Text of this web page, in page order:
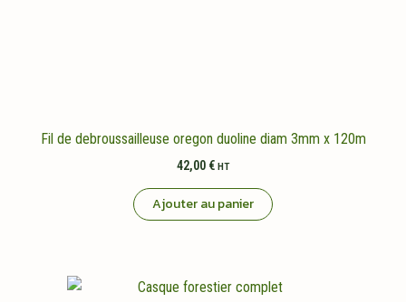
Fil de debroussailleuse oregon duoline diam 3mm x 120m
42,00 € HT
Ajouter au panier